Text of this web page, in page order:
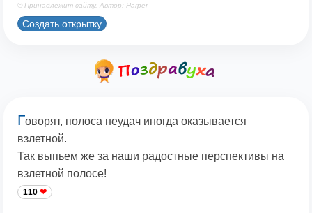
© Принадлежит сайту. Автор: Harper
Создать открытку
Говорят, полоса неудач иногда оказывается
взлетной.
Так выпьем же за наши радостные перспективы на
взлетной полосе!
110